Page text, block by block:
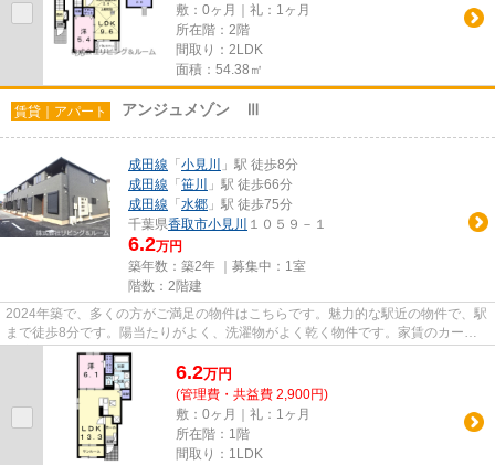
敷：0ヶ月｜礼：1ヶ月
所在階：2階
間取り：2LDK
面積：54.38㎡
賃貸｜アパート アンジュメゾン Ⅲ
成田線 「 小見川
」駅 徒歩8分
成田線 「 笹川
」駅 徒歩66分
成田線 「 水郷 」駅 徒歩75分
千葉県香取市小見川 １０５９－１
6.2万円
築年数：築2年 ｜募集中： 1室
階数：2階建
2024年築で、多くの方がご満足の物件はこちらです。魅力的な駅近の物件で、駅
まで徒歩8分です。陽当たりがよく、洗濯物がよく乾く物件です。家賃のカード
決済で、ポイントやマイルが貯...
6.2万円
(管理費・共益費 2,900円)
敷：0ヶ月｜礼：1ヶ月
所在階：1階
間取り：1LDK